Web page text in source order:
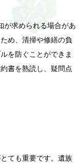
が求められる場合があ
め、 清掃や修繕の負
を防ぐことができま
書を熟読し、 疑問点
ても重要です。 遺族